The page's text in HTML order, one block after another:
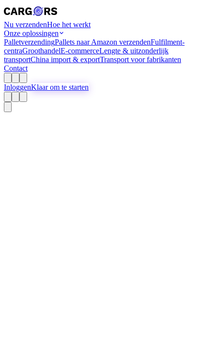
Nu verzendenHoe het werkt
Onze oplossingen
PalletverzendingPallets naar Amazon verzendenFulfilment-
centraGroothandelE-commerceLengte & uitzonderlijk
transportChina import & exportTransport voor fabrikanten
Contact
InloggenKlaar om te starten